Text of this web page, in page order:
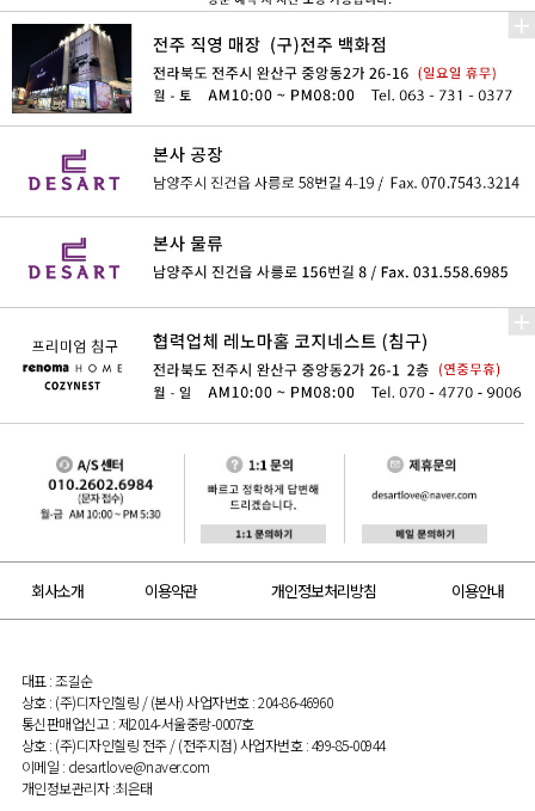
회사소개 이용약관 개인정보처리방침 이용안내
대표 : 조길순
상호 : (주)디자인힐링 / (본사) 사업자번호 : 204-86-46960
통신판매업신고 : 제2014-서울중랑-0007호
상호 : (주)디자인힐링 전주 / (전주지점) 사업자번호 : 499-85-00944
이메일 : desartlove@naver.com
개인정보관리자 :최은태